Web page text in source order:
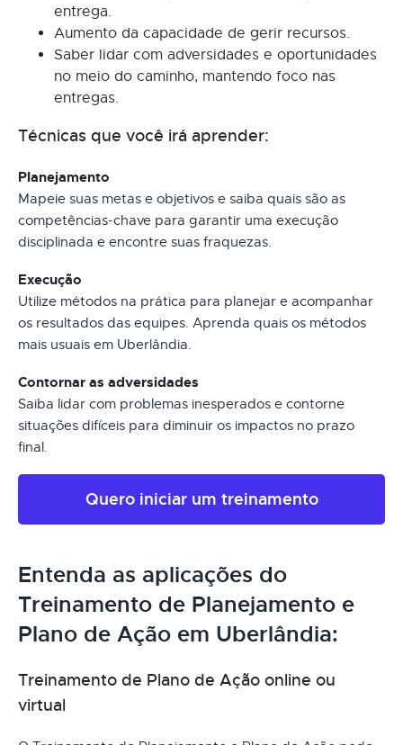
entrega.
Aumento da capacidade de gerir recursos.
Saber lidar com adversidades e oportunidades
no meio do caminho, mantendo foco nas
entregas.
Técnicas que você irá aprender:
Planejamento
Mapeie suas metas e objetivos e saiba quais são as
competências-chave para garantir uma execução
disciplinada e encontre suas fraquezas.
Execução
Utilize métodos na prática para planejar e acompanhar
os resultados das equipes. Aprenda quais os métodos
mais usuais em Uberlândia.
Contornar as adversidades
Saiba lidar com problemas inesperados e contorne
situações difíceis para diminuir os impactos no prazo
final.
Quero iniciar um treinamento
Entenda as aplicações do
Treinamento de Planejamento e
Plano de Ação em Uberlândia:
Treinamento de Plano de Ação online ou
virtual